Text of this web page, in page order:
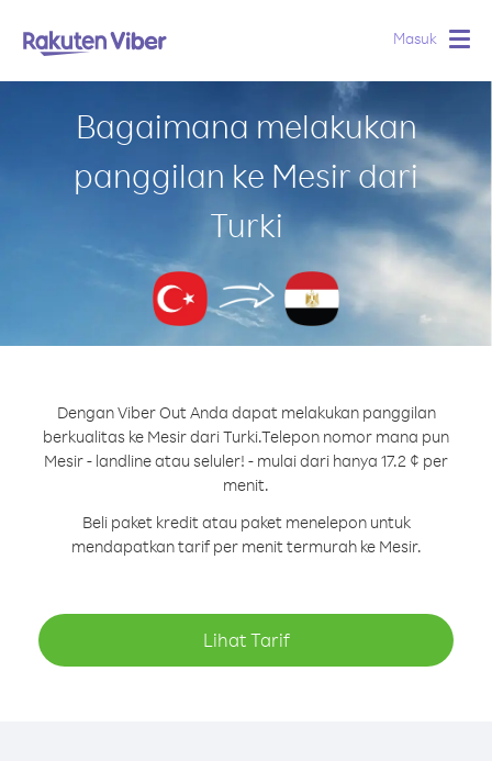
Masuk
Bagaimana melakukan
panggilan ke Mesir dari
Turki
Dengan Viber Out Anda dapat melakukan panggilan
berkualitas ke Mesir dari Turki.Telepon nomor mana pun
Mesir - landline atau seluler! - mulai dari hanya 17.2 ¢ per
menit.
Beli paket kredit atau paket menelepon untuk
mendapatkan tarif per menit termurah ke Mesir.
Lihat Tarif